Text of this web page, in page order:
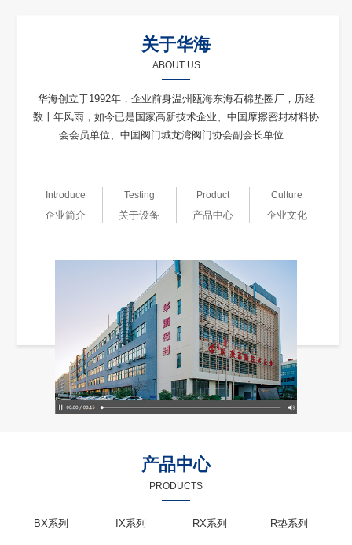
关于华海
ABOUT US
华海创立于1992年，企业前身温州瓯海东海石棉垫圈厂，历经
数十年风雨，如今已是国家高新技术企业、中国摩擦密封材料协
会会员单位、中国阀门城龙湾阀门协会副会长单位...
Introduce
企业简介
Testing
关于设备
Product
产品中心
Culture
企业文化
产品中心
PRODUCTS
BX系列 IX系列 RX系列 R垫系列